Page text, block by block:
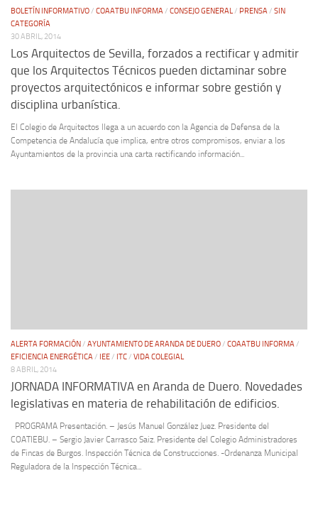
BOLETÍN INFORMATIVO/ COAATBU INFORMA/ CONSEJO GENERAL/ PRENSA/ SIN
CATEGORÍA
30 ABRIL, 2014
Los Arquitectos de Sevilla, forzados a rectificar y admitir
que los Arquitectos Técnicos pueden dictaminar sobre
proyectos arquitectónicos e informar sobre gestión y
disciplina urbanística.
El Colegio de Arquitectos llega a un acuerdo con la Agencia de Defensa de la
Competencia de Andalucía que implica, entre otros compromisos, enviar a los
Ayuntamientos de la provincia una carta rectificando información...
ALERTA FORMACIÓN/ AYUNTAMIENTO DE ARANDA DE DUERO/ COAATBU INFORMA/
EFICIENCIA ENERGÉTICA/ IEE/ ITC/ VIDA COLEGIAL
8 ABRIL, 2014
JORNADA INFORMATIVA en Aranda de Duero. Novedades
legislativas en materia de rehabilitación de edificios.
PROGRAMA Presentación. – Jesús Manuel González Juez. Presidente del
COATIEBU. – Sergio Javier Carrasco Saiz. Presidente del Colegio Administradores
de Fincas de Burgos. Inspección Técnica de Construcciones. -Ordenanza Municipal
Reguladora de la Inspección Técnica...